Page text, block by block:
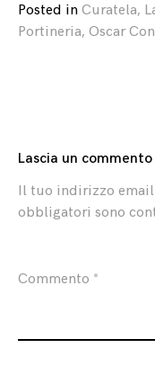
Posted in Curatela,
Portineria, Oscar
Lascia un commento
Il tuo indirizzo
obbligatori sono
Commento *